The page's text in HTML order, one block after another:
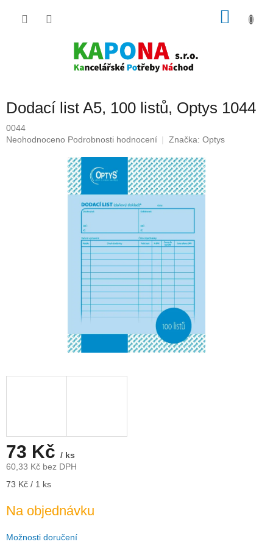
Dodací list A5, 100 listů, Optys 1044
0044
Průměrné
Neohodnoceno Podrobnosti hodnocení Značka: Optys
73 Kč / ks
60,33 Kč bez DPH
Měrná
73 Kč / 1 ks
Na objednávku
Možnosti doručení